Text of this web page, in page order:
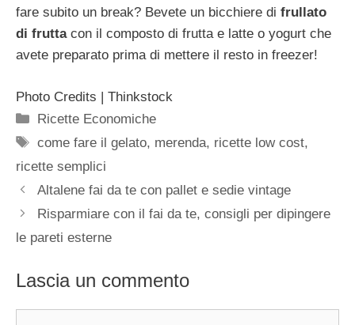
fare subito un break? Bevete un bicchiere di frullato
di fruttacon il composto di frutta e latte o yogurt che
avete preparato prima di mettere il resto in freezer!
Photo Credits | Thinkstock
Categorie
Ricette Economiche
Tag
come fare il gelato, merenda, ricette low cost,
ricette semplici
Altalene fai da te con pallet e sedie vintage
Risparmiare con il fai da te, consigli per dipingere
le pareti esterne
Lascia un commento